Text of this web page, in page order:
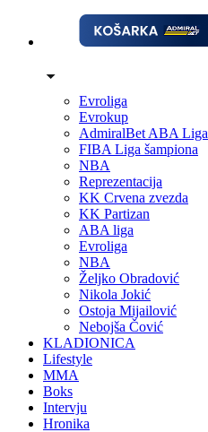
Evroliga
Evrokup
AdmiralBet ABA Liga
FIBA Liga šampiona
NBA
Reprezentacija
KK Crvena zvezda
KK Partizan
ABA liga
Evroliga
NBA
Željko Obradović
Nikola Jokić
Ostoja Mijailović
Nebojša Čović
KLADIONICA
Lifestyle
MMA
Boks
Intervju
Hronika